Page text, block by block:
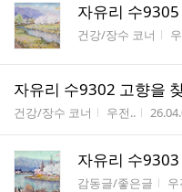
자유리 수
게시판명
건강/장수 코너
자유리 수9302 고향을
게시판명
건강/장수 코너 작성자
우전.. 작성
자유리 수
게시판명
감동글/좋은글 작